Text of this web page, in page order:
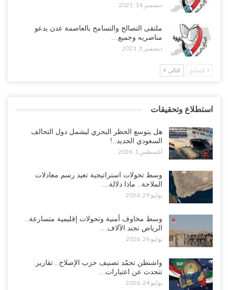
ديسمبر 14, 2021
ملتقى التصالح والتسامح بالعاصمة عدن يدعو
مناصريه وجميع…
ديسمبر 3, 2021
السابق التالي
استطلاع وتحقيقات
هل يتوسع الحظر البحري ليشمل دول التحالف
السعودي الجديد..!
أغسطس 1, 2026
وسط تحولات استراتيجية تعيد رسم معادلات
الملاحة.. ماذا دلالة…
يوليو 29, 2026
وسط مخاوف أمنية وتحولات إقليمية متسارعة..
الرياض تجند الآلاف…
يوليو 26, 2026
واشنطن تجمّد تصنيف حزب الإصلاح.. تقارير
تتحدث عن اعتبارات…
يوليو 24, 2026